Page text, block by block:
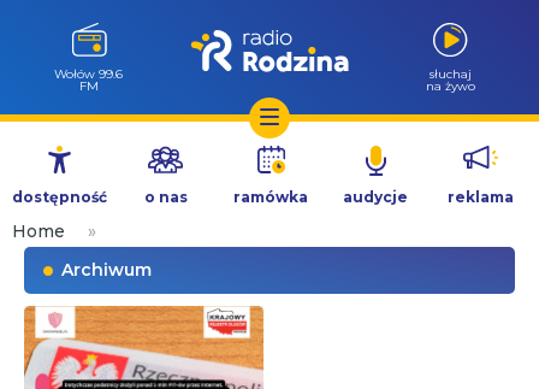
Przejdź
treści
Wołów 99.6
FM
słuchaj
na żywo
dostępność o nas ramówka audycje reklama
Home
»
Archiwum